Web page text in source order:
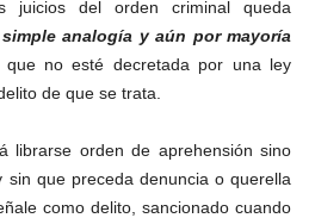
del orden criminal queda
analogía y aún por mayoría
que no esté decretada por una ley
de que se trata.
librarse orden de aprehensión sino
sin que preceda denuncia o querella
como delito, sancionado cuando